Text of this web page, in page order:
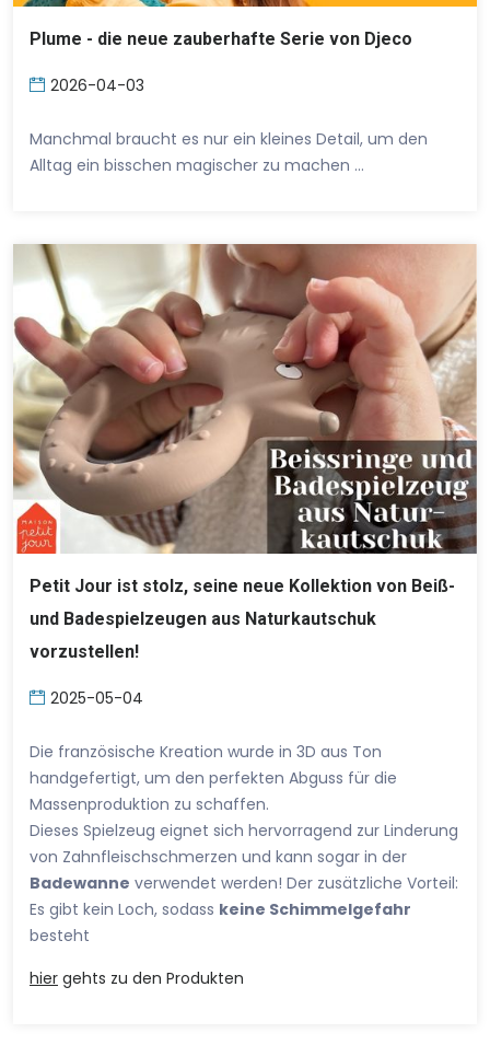
Plume - die neue zauberhafte Serie von Djeco
2026-04-03
Manchmal braucht es nur ein kleines Detail, um den
Alltag ein bisschen magischer zu machen …
Petit Jour ist stolz, seine neue Kollektion von Beiß-
und Badespielzeugen aus Naturkautschuk
vorzustellen!
2025-05-04
Die französische Kreation wurde in 3D aus Ton
handgefertigt, um den perfekten Abguss für die
Massenproduktion zu schaffen.
Dieses Spielzeug eignet sich hervorragend zur Linderung
von Zahnfleischschmerzen und kann sogar in der
Badewanne verwendet werden! Der zusätzliche Vorteil:
Es gibt kein Loch, sodass keine Schimmelgefahr
besteht
hier gehts zu den Produkten